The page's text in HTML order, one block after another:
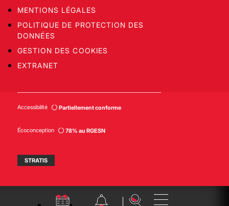
MENTIONS LÉGALES
POLITIQUE DE PROTECTION DES
DONNÉES
GESTION DES COOKIES
EXTRANET
Accessibilité Partiellement conforme
Écoconception 78% au RGESN
STRATIS